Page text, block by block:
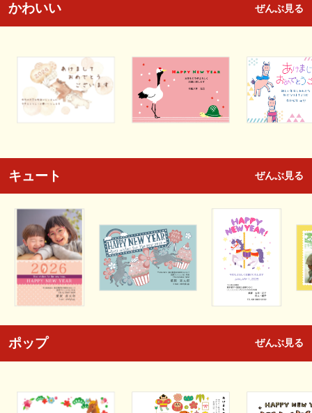
かわいい ぜんぶ見る
キュート ぜんぶ見る
ポップ ぜんぶ見る